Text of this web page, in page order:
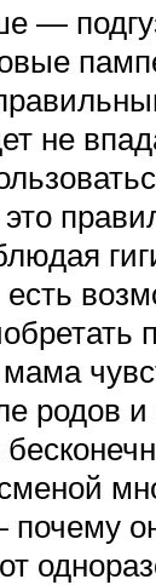
—
не
родов
почему